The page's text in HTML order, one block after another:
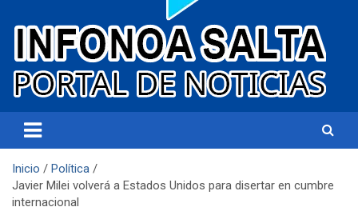
Infonoa Salta
Inicio
Política
Javier Milei volverá a Estados Unidos para disertar en cumbre
internacional